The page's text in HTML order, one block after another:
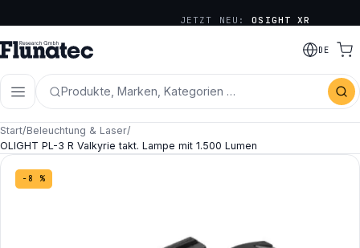
JETZT NEU:OSIGHT XR
DE
Produkte, Marken, Kategorien …
Start/Beleuchtung & Laser/
OLIGHT PL-3 R Valkyrie takt. Lampe mit 1.500 Lumen
−8 %